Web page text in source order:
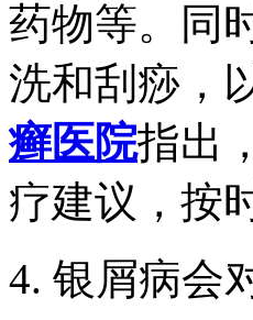
药物等。同
洗和刮痧，
癣医院指出
疗建议，按
4. 银屑病会